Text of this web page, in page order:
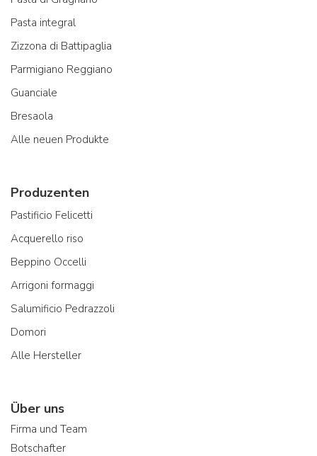
Pasta integral
Zizzona di Battipaglia
Parmigiano Reggiano
Guanciale
Bresaola
Alle neuen Produkte
Produzenten
Pastificio Felicetti
Acquerello riso
Beppino Occelli
Arrigoni formaggi
Salumificio Pedrazzoli
Domori
Alle Hersteller
Über uns
Firma und Team
Botschafter